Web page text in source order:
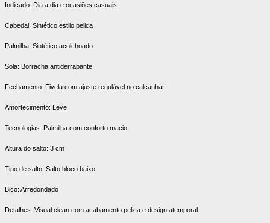
Indicado: Dia a dia e ocasiões casuais
Cabedal: Sintético estilo pelica
Palmilha: Sintético acolchoado
Sola: Borracha antiderrapante
Fechamento: Fivela com ajuste regulável no calcanhar
Amortecimento: Leve
Tecnologias: Palmilha com conforto macio
Altura do salto: 3 cm
Tipo de salto: Salto bloco baixo
Bico: Arredondado
Detalhes: Visual clean com acabamento pelica e design atemporal